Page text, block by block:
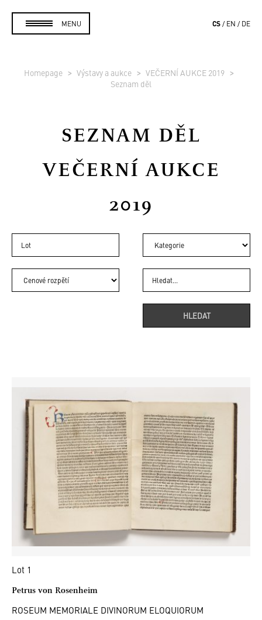
MENU CS EN DE
Homepage Výstavy a aukce
VEČERNÍ AUKCE 2019
Seznam děl
SEZNAM DĚL
VEČERNÍ AUKCE
2019
Lot 1
Petrus von Rosenheim
ROSEUM MEMORIALE DIVINORUM ELOQUIORUM